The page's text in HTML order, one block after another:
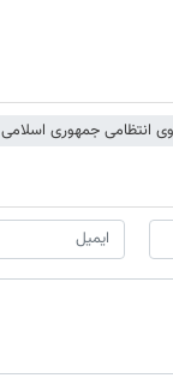
انتظامی جمهوری اسلامی